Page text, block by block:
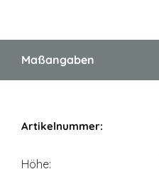
Maßangaben
Höhe